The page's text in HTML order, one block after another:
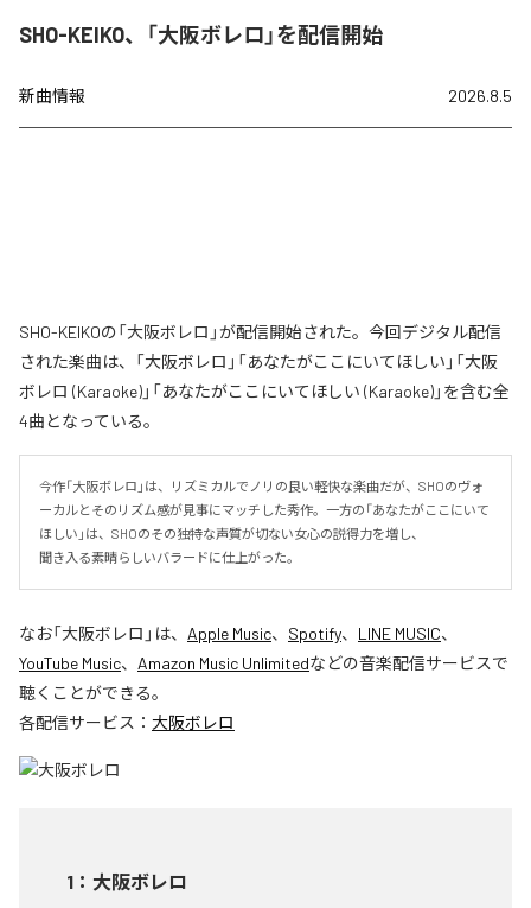
SHO-KEIKO、「大阪ボレロ」を配信開始
新曲情報 2026.8.5
SHO-KEIKOの「大阪ボレロ」が配信開始された。今回デジタル配信
された楽曲は、「大阪ボレロ」「あなたがここにいてほしい」「大阪
ボレロ (Karaoke)」「あなたがここにいてほしい (Karaoke)」を含む全
4曲となっている。
今作「大阪ボレロ」は、リズミカルでノリの良い軽快な楽曲だが、SHOのヴォ
ーカルとそのリズム感が見事にマッチした秀作。一方の「あなたがここにいて
ほしい」は、SHOのその独特な声質が切ない女心の説得力を増し、
聞き入る素晴らしいバラードに仕上がった。
なお「大阪ボレロ 」は、 Apple Music、 Spotify、 LINE MUSIC、
YouTube Music、 Amazon Music Unlimitedなどの音楽配信サービスで
聴くことができる。
各配信サービス： 大阪ボレロ
1 ： 大阪ボレロ